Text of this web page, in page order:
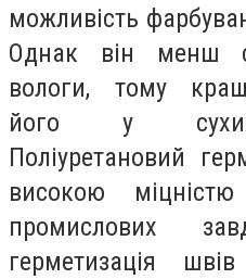
можливість
Однак він менш
вологи, тому
його у сухих
Поліуретановий
високою
промислових
герметизація